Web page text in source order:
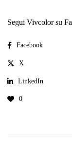
Segui Vivcolor su
Facebook
X
LinkedIn
0